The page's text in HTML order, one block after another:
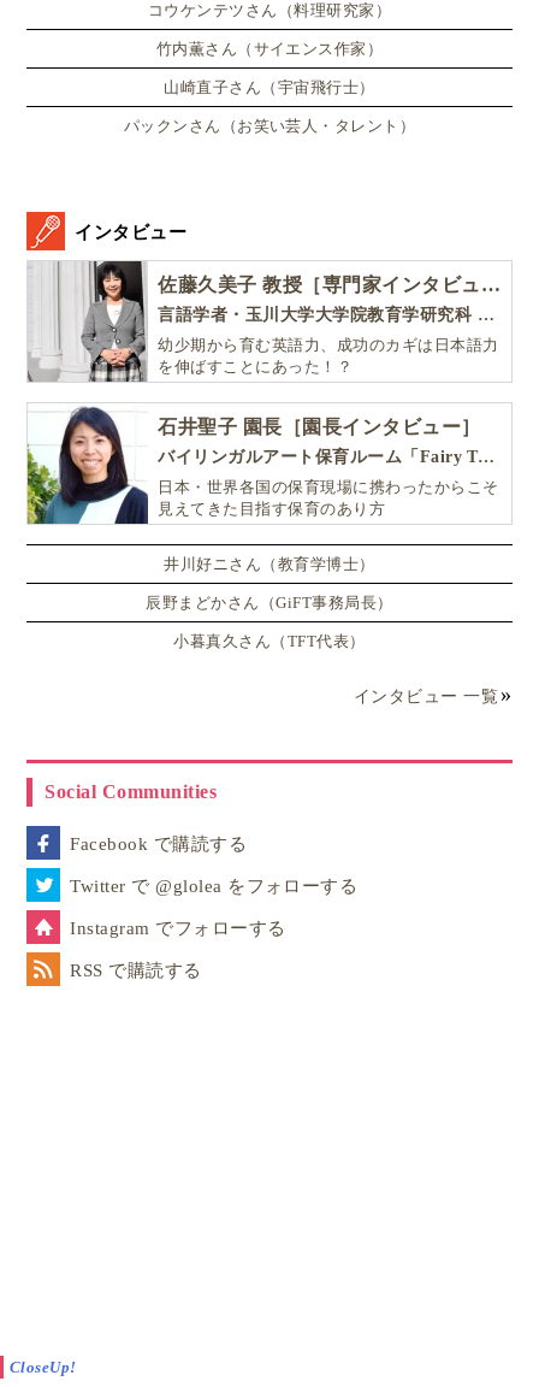
コウケンテツさん（料理研究家）
竹内薫さん（サイエンス作家）
山崎直子さん（宇宙飛行士）
パックンさん（お笑い芸人・タレント）
インタビュー
佐藤久美子 教授［専門家インタビュー］
言語学者・玉川大学大学院教育学研究科 教授・NHK「えいごであそぼ」総合指導
幼少期から育む英語力、成功のカギは日本語力
を伸ばすことにあった！？
石井聖子 園長［園長インタビュー］
バイリンガルアート保育ルーム「Fairy Tale（フェアリーテイル）」
日本・世界各国の保育現場に携わったからこそ
見えてきた目指す保育のあり方
井川好ニさん（教育学博士）
辰野まどかさん（GiFT事務局長）
小暮真久さん（TFT代表）
インタビュー 一覧
Social Communities
Facebook で購読する
Twitter で @glolea をフォローする
Instagram でフォローする
RSS で購読する
CloseUp!